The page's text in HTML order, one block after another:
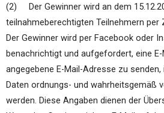
(2) Der Gewinner wird an dem
teilnahmeberechtigten Teilnehmern
Der Gewinner wird per Facebook oder
benachrichtigt und aufgefordert, eine
angegebene E-Mail-Adresse zu
Daten ordnungs- und wahrheitsgemäß
werden. Diese Angaben dienen der